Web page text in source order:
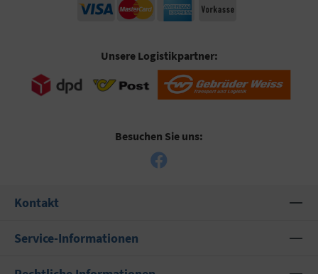
Unsere Logistikpartner:
Besuchen Sie uns:
Kontakt
Service-Informationen